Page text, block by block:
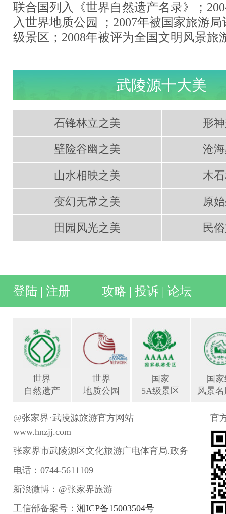
联合国列入《世界自然遗产名录》；
入世界地质公园 ；2007年被国家旅游
级景区；2008年被评为全国文明风景旅
武陵源十大美
石锋林立之美 形
壁险谷幽之美 沧
山水相映之美 木
变幻无常之美 原
田园风光之美 民
登陆| 注册 攻略 | 投诉| 论坛
世界
自然遗产
世界
地质公园
国家
5A级景区
国
风景
@张家界·武陵源旅游官方网站
www.hnzjj.com
张家界市武陵源区文化旅游广电体育局.政务
电话：0744-5611109
新浪微博：@张家界旅游
工信部备案号： 湘ICP备15003504号
官